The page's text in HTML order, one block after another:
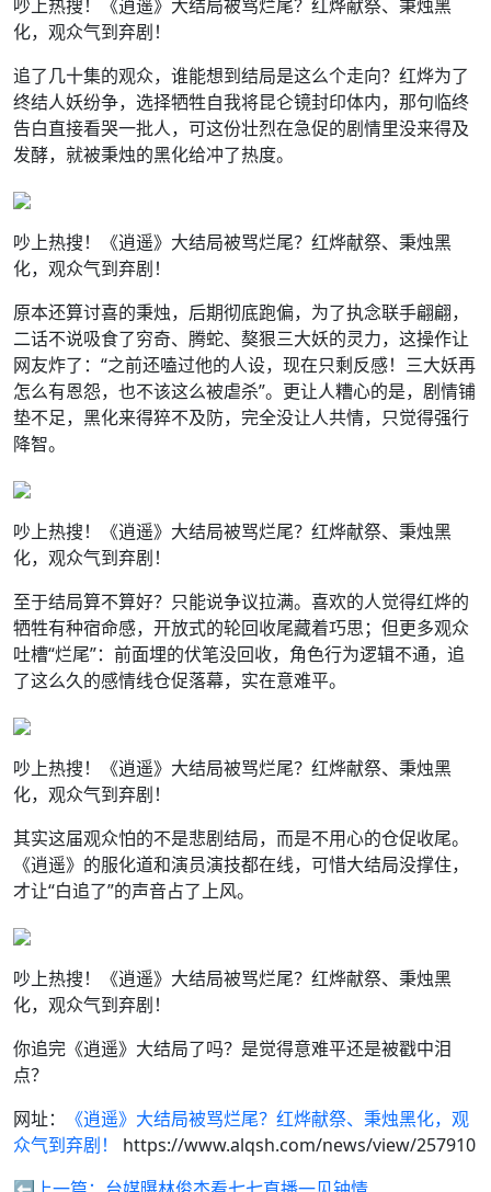
吵上热搜！《逍遥》大结局被骂烂尾？红烨献祭、秉烛黑
化，观众气到弃剧！
追了几十集的观众，谁能想到结局是这么个走向？红烨为了
终结人妖纷争，选择牺牲自我将昆仑镜封印体内，那句临终
告白直接看哭一批人，可这份壮烈在急促的剧情里没来得及
发酵，就被秉烛的黑化给冲了热度。
吵上热搜！《逍遥》大结局被骂烂尾？红烨献祭、秉烛黑
化，观众气到弃剧！
原本还算讨喜的秉烛，后期彻底跑偏，为了执念联手翩翩，
二话不说吸食了穷奇、腾蛇、獒狠三大妖的灵力，这操作让
网友炸了：“之前还嗑过他的人设，现在只剩反感！三大妖再
怎么有恩怨，也不该这么被虐杀”。更让人糟心的是，剧情铺
垫不足，黑化来得猝不及防，完全没让人共情，只觉得强行
降智。
吵上热搜！《逍遥》大结局被骂烂尾？红烨献祭、秉烛黑
化，观众气到弃剧！
至于结局算不算好？只能说争议拉满。喜欢的人觉得红烨的
牺牲有种宿命感，开放式的轮回收尾藏着巧思；但更多观众
吐槽“烂尾”：前面埋的伏笔没回收，角色行为逻辑不通，追
了这么久的感情线仓促落幕，实在意难平。
吵上热搜！《逍遥》大结局被骂烂尾？红烨献祭、秉烛黑
化，观众气到弃剧！
其实这届观众怕的不是悲剧结局，而是不用心的仓促收尾。
《逍遥》的服化道和演员演技都在线，可惜大结局没撑住，
才让“白追了”的声音占了上风。
吵上热搜！《逍遥》大结局被骂烂尾？红烨献祭、秉烛黑
化，观众气到弃剧！
你追完《逍遥》大结局了吗？是觉得意难平还是被戳中泪
点？
网址：
《逍遥》大结局被骂烂尾？红烨献祭、秉烛黑化，观
众气到弃剧！
https://www.alqsh.com/news/view/257910